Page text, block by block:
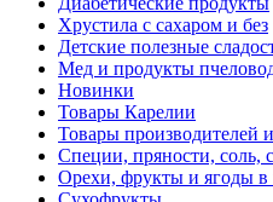
Хрустила с сахаром и без
Детские полезные
Мед и продукты
Новинки
Товары Карелии
Товары производителей
Специи, пряности, соль,
Орехи, фрукты и ягоды в